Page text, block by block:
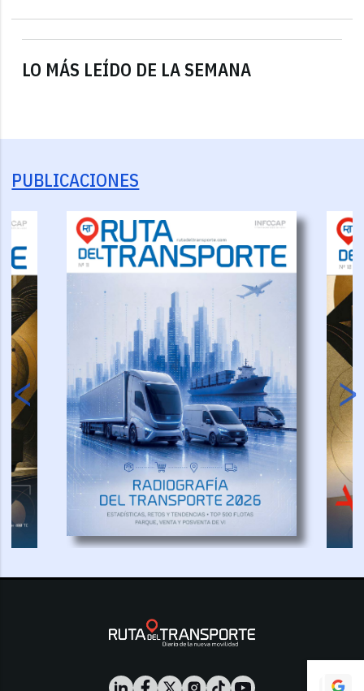
LO MÁS LEÍDO DE LA SEMANA
PUBLICACIONES